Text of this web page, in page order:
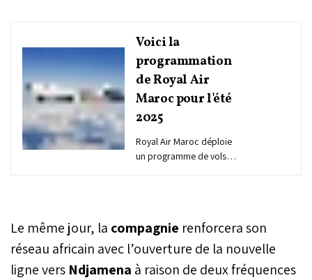
Voici la
programmation
de Royal Air
Maroc pour l'été
2025
Royal Air Maroc déploie
un programme de vols
durant la période estivale.
La compagnie nationale
record de plus de 6,6
Le même jour, la compagnie renforcera son
réseau africain avec l’ouverture de la nouvelle
ligne vers Ndjamena à raison de deux fréquences